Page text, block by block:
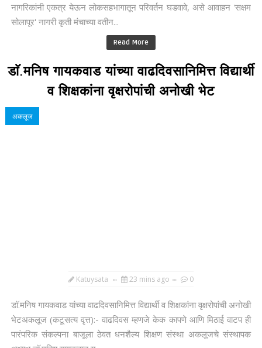
नागरिकांनी एकत्र येऊन लोकसहभागातून परिवर्तन घडवावे, असे आवाहन 'सक्षम
सोलापूर' नागरी कृती मंचाच्या वतीन...
Read More
डाॅ.मनिष गायकवाड यांच्या वाढदिवसानिमित्त विद्यार्थी
व शिक्षकांना वृक्षरोपांची अनोखी भेट
अकलूज
Katuysata 23 mins ago 0
डाॅ.मनिष गायकवाड यांच्या वाढदिवसानिमित्त विद्यार्थी व शिक्षकांना वृक्षरोपांची अनोखी
भेटअकलूज (कटूसत्य वृत्त):- वाढदिवस म्हणजे केक कापणे आणि मिठाई वाटप ही
पारंपरिक संकल्पना बाजूला ठेवत धनशैल्य शिक्षण संस्था अकलूजचे संस्थापक